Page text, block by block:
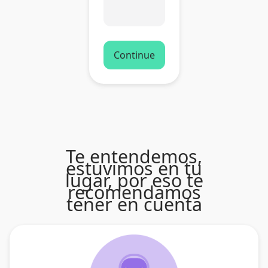
Continue
Te entendemos,
estuvimos en tu
lugar, por eso te
recomendamos
tener en cuenta